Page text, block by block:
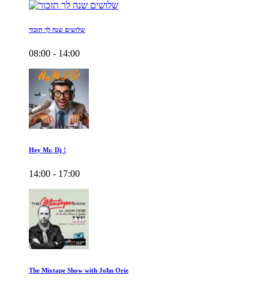
שלושים שנה לך תזכור
08:00 - 14:00
Hey Mr. Dj !
14:00 - 17:00
The Mixtape Show with John Orie